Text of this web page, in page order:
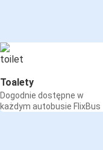
Toalety
Dogodnie dostępne w
każdym autobusie FlixBus